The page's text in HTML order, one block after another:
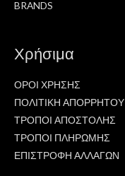
BRANDS
Χρήσιμα
ΟΡΟΙ ΧΡΗΣΗΣ
ΠΟΛΙΤΙΚΗ ΑΠΟΡΡΗΤΟΥ
ΤΡΟΠΟΙ ΑΠΟΣΤΟΛΗΣ
ΤΡΟΠΟΙ ΠΛΗΡΩΜΗΣ
ΕΠΙΣΤΡΟΦΗ ΑΛΛΑΓΩΝ